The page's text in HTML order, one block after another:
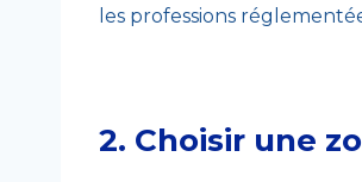
les professions
2. Choisir une